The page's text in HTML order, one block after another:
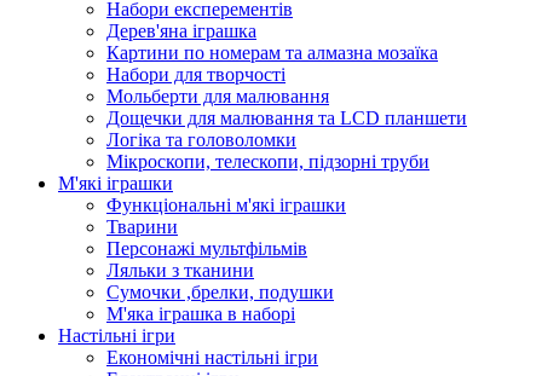
Набори експерементів
Дерев'яна іграшка
Картини по номерам та алмазна мозаїка
Набори для творчості
Мольберти для малювання
Дощечки для малювання та LCD планшети
Логіка та головоломки
Мікроскопи, телескопи, підзорні труби
М'які іграшки
Функціональні м'які іграшки
Тварини
Персонажі мультфільмів
Ляльки з тканини
Сумочки ,брелки, подушки
М'яка іграшка в наборі
Настільні ігри
Економічні настільні ігри